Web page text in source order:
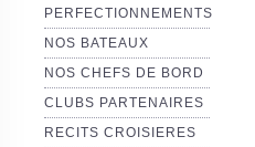
PERFECTIONNEMENTS
NOS BATEAUX
NOS CHEFS DE BORD
CLUBS PARTENAIRES
RECITS CROISIERES